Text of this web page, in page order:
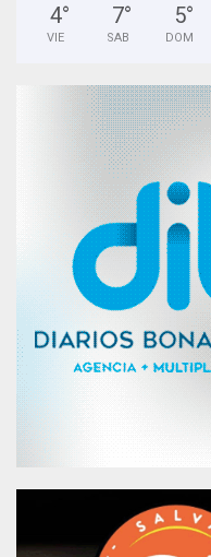
4°
VIE
7°
SAB
5°
DOM